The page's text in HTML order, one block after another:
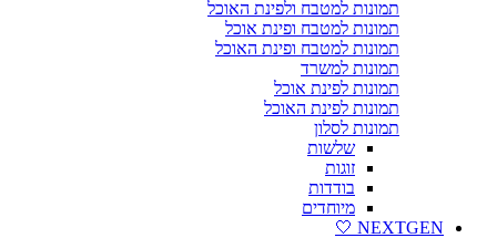
תמונות למטבח ולפינת האוכל
תמונות למטבח ופינת אוכל
תמונות למטבח ופינת האוכל
תמונות למשרד
תמונות לפינת אוכל
תמונות לפינת האוכל
תמונות לסלון
שלשות
זוגות
בודדות
מיוחדים
NEXTGEN 🤍